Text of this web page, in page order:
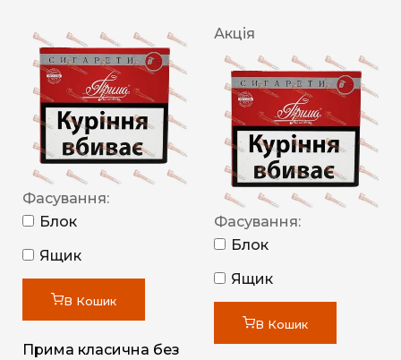
Фасування:
Блок
Ящик
В Кошик
Прима класична без
Акція
Фасування:
Блок
Ящик
В Кошик